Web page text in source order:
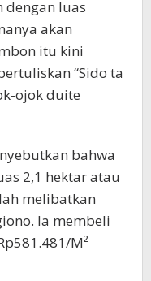
dengan luas
akan
itu kini
“Sido ta
ojok duite
bahwa
2,1 hektar atau
melibatkan
Ia membeli
M²